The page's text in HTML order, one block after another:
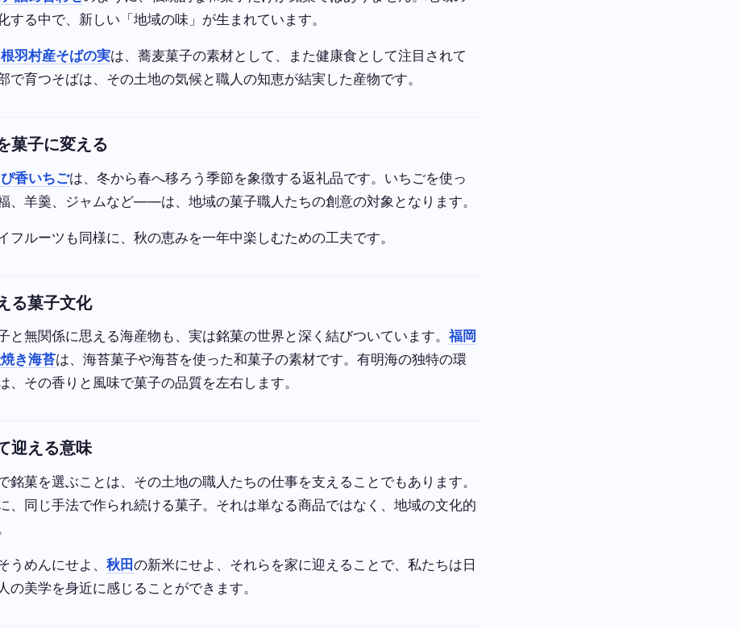
する中で、新しい「地域の味」が生まれています。
羽村産そばの実は、蕎麦菓子の素材として、また健康食として注目されて
で育つそばは、その土地の気候と職人の知恵が結実した産物です。
菓子に変える
香いちごは、冬から春へ移ろう季節を象徴する返礼品です。いちごを使っ
羊羹、ジャムなど——は、地域の菓子職人たちの創意の対象となります。
フルーツも同様に、秋の恵みを一年中楽しむための工夫です。
る菓子文化
と無関係に思える海産物も、実は銘菓の世界と深く結びついています。福岡
き海苔は、海苔菓子や海苔を使った和菓子の素材です。有明海の独特の環
、その香りと風味で菓子の品質を左右します。
迎える意味
銘菓を選ぶことは、その土地の職人たちの仕事を支えることでもあります。
、同じ手法で作られ続ける菓子。それは単なる商品ではなく、地域の文化的
うめんにせよ、秋田の新米にせよ、それらを家に迎えることで、私たちは日
の美学を身近に感じることができます。